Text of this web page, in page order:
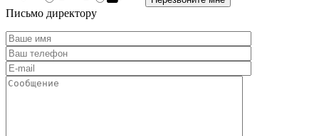
Письмо директору